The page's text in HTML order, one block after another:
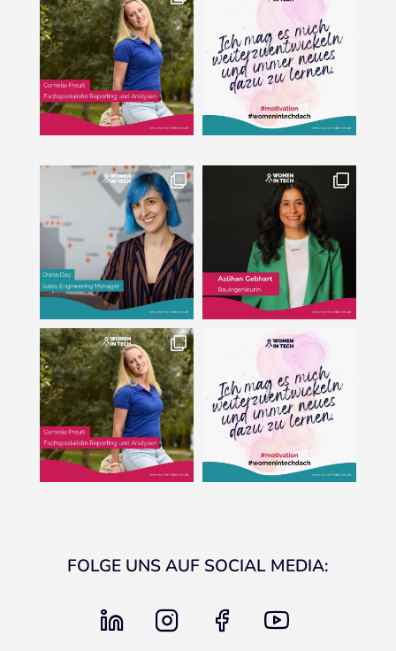
FOLGE UNS AUF SOCIAL MEDIA:
linkedin instagram